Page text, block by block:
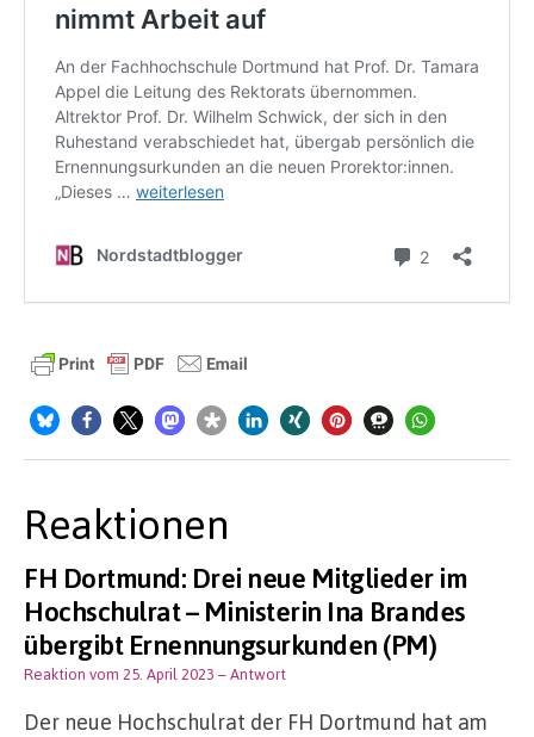
Reaktionen
FH Dortmund: Drei neue Mitglieder im
Hochschulrat – Ministerin Ina Brandes
übergibt Ernennungsurkunden (PM)
Reaktion vom 25. April 2023 – Antwort
Der neue Hochschulrat der FH Dortmund hat am